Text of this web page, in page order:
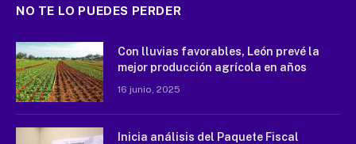
NO TE LO PUEDES PERDER
Con lluvias favorables, León prevé la
mejor producción agrícola en años
16 junio, 2025
Inicia análisis del Paquete Fiscal